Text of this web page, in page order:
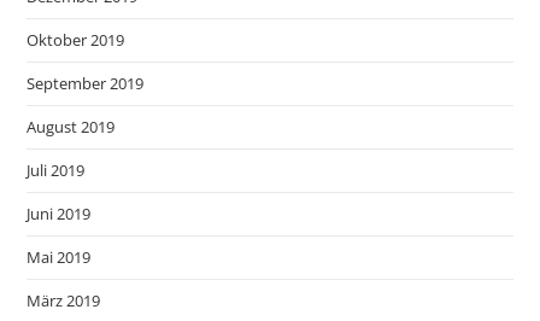
Oktober 2019
September 2019
August 2019
Juli 2019
Juni 2019
Mai 2019
März 2019